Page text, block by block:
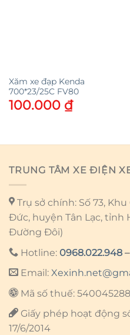
Xăm xe đạp Kenda
700*23/25C FV80
100.000 ₫
TRUNG TÂM XE ĐIỆN
Trụ sở chính: Số 73,
Đức, huyện Tân Lạc, tỉnh
Đường Đôi)
Hotline: 0968.022.948 –
Email:
Mã số thuế:
Giấy phép hoạt động
17/6/2014